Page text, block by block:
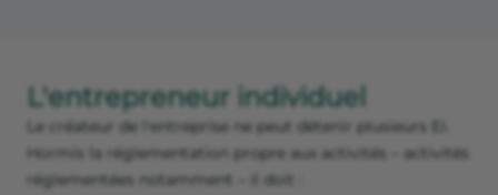
L'entrepreneur individuel
Le créateur de l'entreprise ne peut détenir plusieurs EI.
Hormis la réglementation propre aux activités – activités
réglementées notamment – il doit :